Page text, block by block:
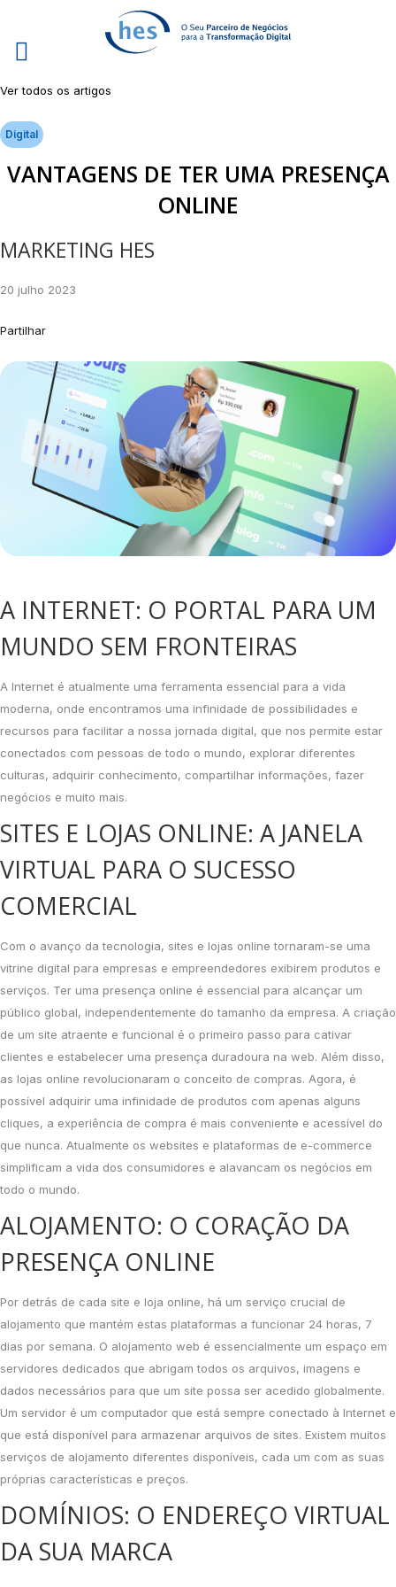
Ver todos os artigos
Digital
VANTAGENS DE TER UMA PRESENÇA
ONLINE
MARKETING HES
20 julho 2023
Partilhar
A INTERNET: O PORTAL PARA UM
MUNDO SEM FRONTEIRAS
A Internet é atualmente uma ferramenta essencial para a vida
moderna, onde encontramos uma infinidade de possibilidades e
recursos para facilitar a nossa jornada digital, que nos permite estar
conectados com pessoas de todo o mundo, explorar diferentes
culturas, adquirir conhecimento, compartilhar informações, fazer
negócios e muito mais.
SITES E LOJAS ONLINE: A JANELA
VIRTUAL PARA O SUCESSO
COMERCIAL
Com o avanço da tecnologia, sites e lojas online tornaram-se uma
vitrine digital para empresas e empreendedores exibirem produtos e
serviços. Ter uma presença online é essencial para alcançar um
público global, independentemente do tamanho da empresa. A criação
de um site atraente e funcional é o primeiro passo para cativar
clientes e estabelecer uma presença duradoura na web. Além disso,
as lojas online revolucionaram o conceito de compras. Agora, é
possível adquirir uma infinidade de produtos com apenas alguns
cliques, a experiência de compra é mais conveniente e acessível do
que nunca. Atualmente os websites e plataformas de e-commerce
simplificam a vida dos consumidores e alavancam os negócios em
todo o mundo.
ALOJAMENTO: O CORAÇÃO DA
PRESENÇA ONLINE
Por detrás de cada site e loja online, há um serviço crucial de
alojamento que mantém estas plataformas a funcionar 24 horas, 7
dias por semana. O alojamento web é essencialmente um espaço em
servidores dedicados que abrigam todos os arquivos, imagens e
dados necessários para que um site possa ser acedido globalmente.
Um servidor é um computador que está sempre conectado à Internet e
que está disponível para armazenar arquivos de sites. Existem muitos
serviços de alojamento diferentes disponíveis, cada um com as suas
próprias características e preços.
DOMÍNIOS: O ENDEREÇO VIRTUAL
DA SUA MARCA